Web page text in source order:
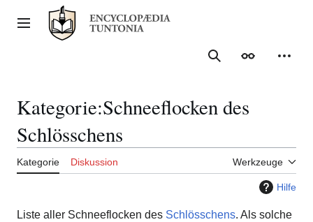
Inhalt
springenHauptmenü
Suche
Kategorie:Schneeflocken des
Schlösschens
Kategorie Diskussion Werkzeuge
Hilfe
Liste aller Schneeflocken des Schlösschens. Als solche